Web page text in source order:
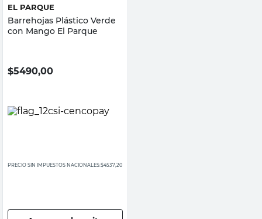
EL PARQUE
Barrehojas Plástico Verde
con Mango El Parque
$5490,00
PRECIO SIN IMPUESTOS NACIONALES:$4537,20